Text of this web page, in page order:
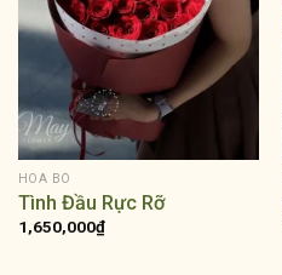
HOA BÓ
Tình Đầu Rực Rỡ
1,650,000₫